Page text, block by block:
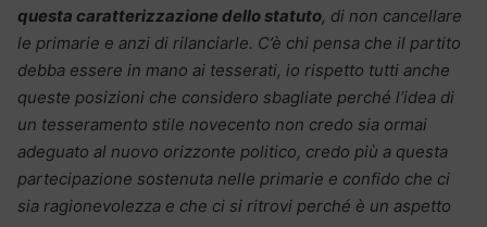
questa caratterizzazione dello statuto, di non cancellare
le primarie e anzi di rilanciarle. C’è chi pensa che il partito
debba essere in mano ai tesserati, io rispetto tutti anche
queste posizioni che considero sbagliate perché l’idea di
un tesseramento stile novecento non credo sia ormai
adeguato al nuovo orizzonte politico, credo più a questa
partecipazione sostenuta nelle primarie e confido che ci
sia ragionevolezza e che ci si ritrovi perché è un aspetto